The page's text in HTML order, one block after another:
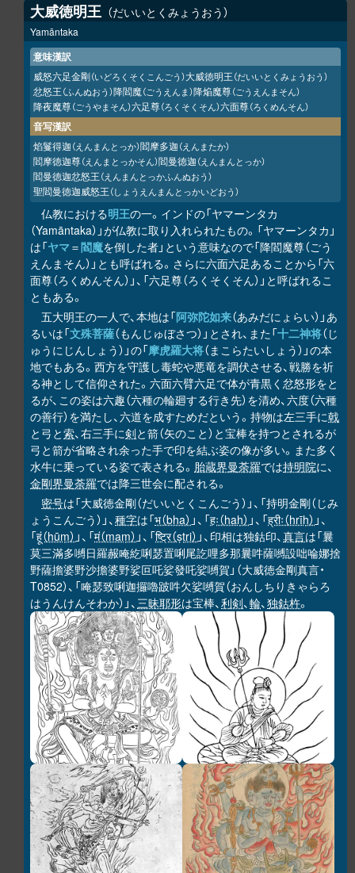
大威徳明王 だいいとくみょうおう
Yamāntaka
意味漢訳
威怒六足金剛（いどろくそくこんごう）大威徳明王（だいいとくみょうおう）
忿怒王（ふんぬおう）降閻魔（ごうえんま）降焔魔尊（ごうえんまそん）
降夜魔尊（ごうやまそん）六足尊（ろくそくそん）六面尊（ろくめんそん）
音写漢訳
焰鬘得迦（えんまんとっか）閻摩多迦（えんまたか）
閻摩徳迦尊（えんまとっかそん）閻曼徳迦（えんまんとっか）
閻曼徳迦忿怒王（えんまんとっかふんぬおう）
聖閻曼徳迦威怒王（しょうえんまんとっかいどおう）
仏教における明王の一。インドの「ヤマーンタカ
（Yamāntaka）」が仏教に取り入れられたもの。「ヤマーンタカ」
は「ヤマ ＝閻魔を倒した者」という意味なので「降閻魔尊（ごう
えんまそん）」とも呼ばれる。さらに六面六足あることから「六
面尊（ろくめんそん）」、「六足尊（ろくそくそん）」と呼ばれるこ
ともある。
五大明王の一人で、本地は「阿弥陀如来（あみだにょらい）」あ
るいは「文殊菩薩（もんじゅぼさつ）」とされ、また「十二神将（じ
ゅうにじんしょう）」の「摩虎羅大将（まこらたいしょう）」の本
地でもある。西方を守護し毒蛇や悪竜を調伏させる、戦勝を祈
る神として信仰された。六面六臂六足で体が青黒く忿怒形をと
るが、この姿は六趣（六種の輪廻する行き先）を清め、六度（六種
の善行）を満たし、六道を成すためだという。持物は左三手に戟
と弓と索、右三手に剣と箭（矢のこと）と宝棒を持つとされるが
弓と箭が省略され余った手で印を結ぶ姿の像が多い。また多く
水牛に乗っている姿で表される。 胎蔵界曼荼羅では持明院に、
金剛界曼荼羅では降三世会に配される。
密号は「大威徳金剛（だいいとくこんごう）」、「持明金剛（じみ
ょうこんごう）」、種字は「भ（bha） 」、「हः（haḥ） 」、「ह्रीः（hrīḥ） 」、
「हूं（hūṃ） 」、「मं（maṃ） 」、「ष्ट्रि（ṣṭri） 」、印相は独鈷印、真言は「曩
莫三滿多嚩日羅赧唵紇唎瑟置唎尾訖哩多那曩吽薩嚩設咄㖮娜捨
野薩擔婆野沙擔婆野娑叵吒娑發吒娑嚩賀」（大威徳金剛真言・
T0852）、「唵瑟致唎迦攞嚕跛吽欠娑嚩賀（おんしちりきゃらろ
はうんけんそわか）」、三昧耶形は宝棒、利剣、輪、独鈷杵。